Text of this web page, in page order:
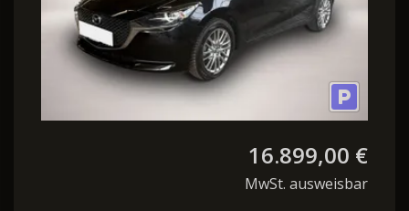
16.899,00 €
MwSt. ausweisbar